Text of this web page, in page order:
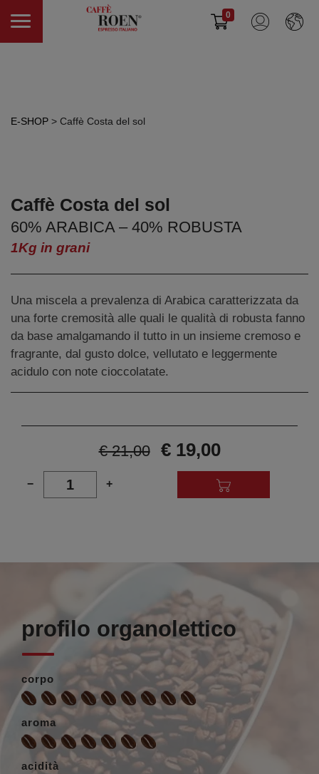
0
E-SHOP > Caffè Costa del sol
Caffè Costa del sol
60% ARABICA – 40% ROBUSTA
1Kg in grani
Una miscela a prevalenza di Arabica caratterizzata da
una forte cremosità alle quali le qualità di robusta fanno
da base amalgamando il tutto in un insieme cremoso e
fragrante, dal gusto dolce, vellutato e leggermente
acidulo con note cioccolatate.
€ 21,00 € 19,00
− 1 +
profilo organolettico
corpo
aroma
acidità